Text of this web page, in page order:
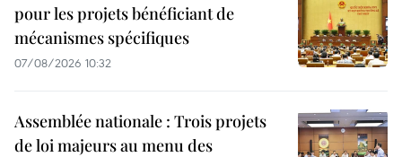
pour les projets bénéficiant de
mécanismes spécifiques
07/08/2026 10:32
Assemblée nationale : Trois projets
de loi majeurs au menu des